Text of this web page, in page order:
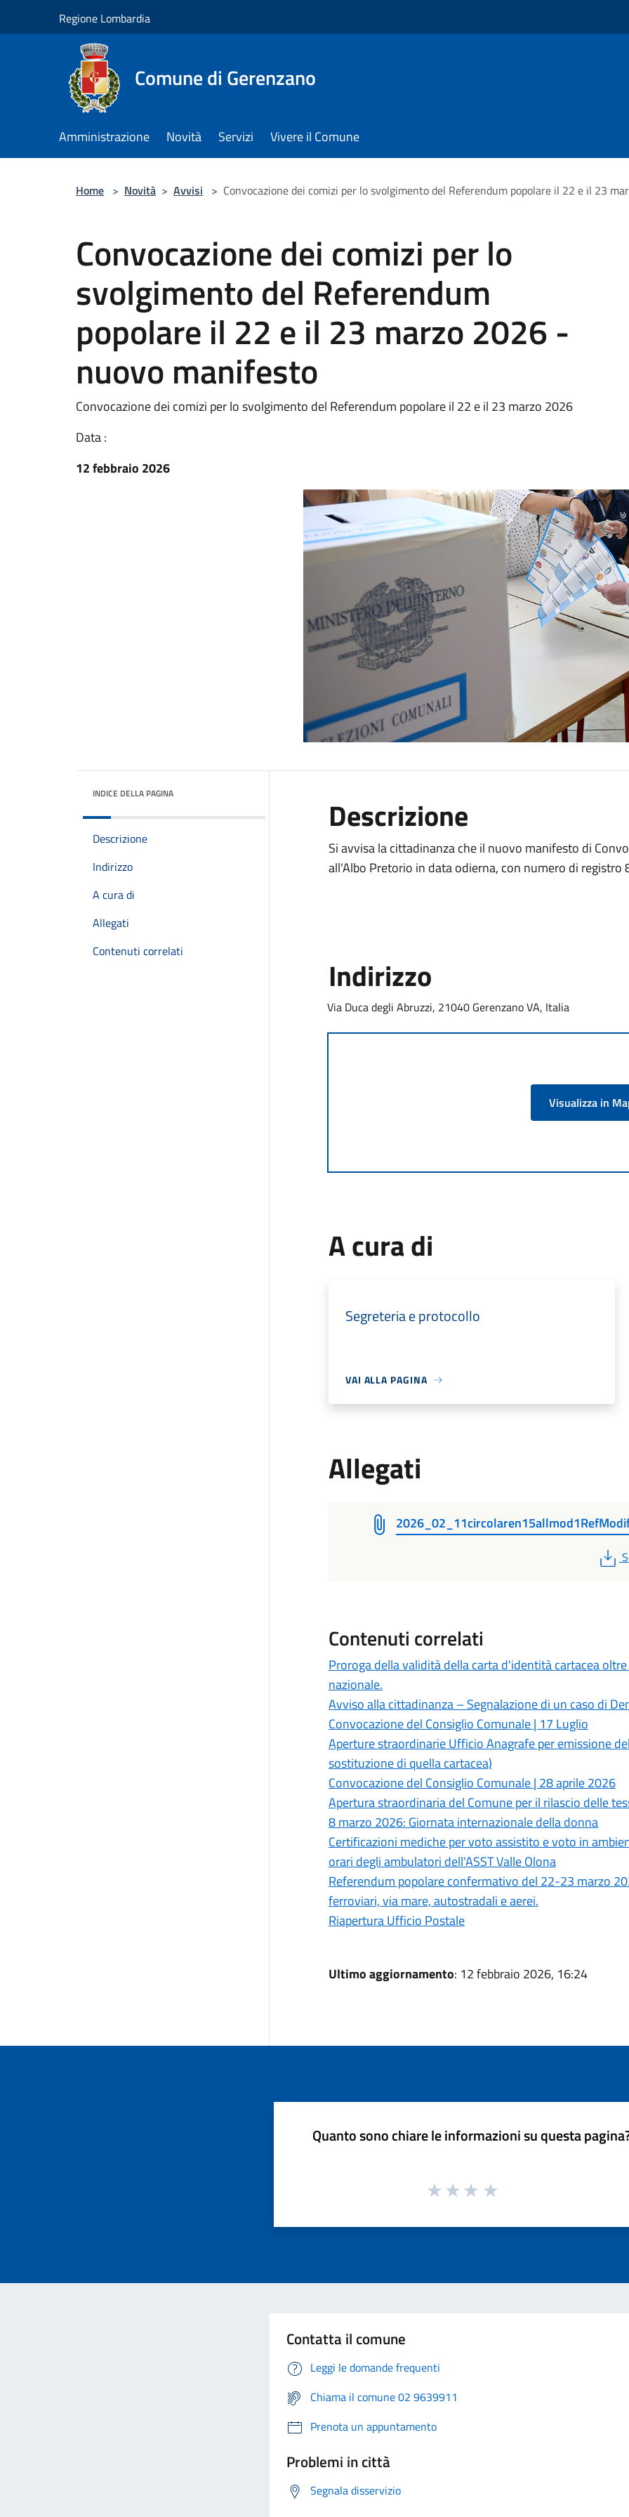
Regione Lombardia
Comune di Gerenzano
Amministrazione Novità Servizi Vivere il Comune
Home > Novità > Avvisi > Convocazione dei comizi per lo svolgimento del Referendum popolare il 22 e il 23
Convocazione dei comizi per lo
svolgimento del Referendum
popolare il 22 e il 23 marzo 2026 -
nuovo manifesto
Convocazione dei comizi per lo svolgimento del Referendum popolare il 22 e il 23 marzo 2026
Data :
12 febbraio 2026
INDICE DELLA PAGINA
Descrizione
Indirizzo
A cura di
Allegati
Contenuti correlati
Descrizione
Si avvisa la cittadinanza che il nuovo manifesto di
all'Albo Pretorio in data odierna, con numero di registro
Indirizzo
Via Duca degli Abruzzi, 21040 Gerenzano VA, Italia
Visualizza in
A cura di
Segreteria e protocollo
VAI ALLA PAGINA
Allegati
Contenuti correlati
Proroga della validità della carta d'identità cartacea
nazionale.
Avviso alla cittadinanza – Segnalazione di un caso di
Convocazione del Consiglio Comunale | 17 Luglio
Aperture straordinarie Ufficio Anagrafe per emissione
sostituzione di quella cartacea)
Convocazione del Consiglio Comunale | 28 aprile 2026
Apertura straordinaria del Comune per il rilascio delle
8 marzo 2026: Giornata internazionale della donna
Certificazioni mediche per voto assistito e voto in
orari degli ambulatori dell'ASST Valle Olona
Referendum popolare confermativo del 22-23 marzo
ferroviari, via mare, autostradali e aerei.
Riapertura Ufficio Postale
Ultimo aggiornamento: 12 febbraio 2026, 16:24
Quanto sono chiare le informazioni su questa
Contatta il comune
Leggi le domande frequenti
Chiama il comune 02 9639911
Prenota un appuntamento
Problemi in città
Segnala disservizio